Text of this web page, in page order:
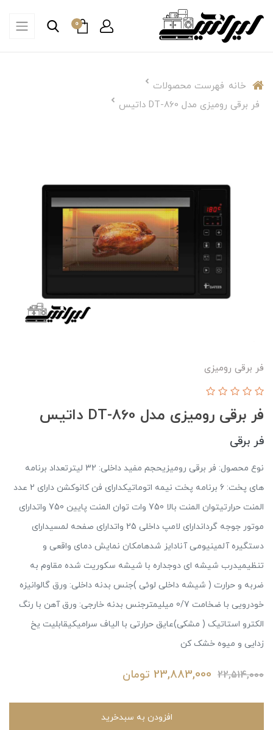
0
خانه فهرست محصولات
فر برقی رومیزی مدل DT-860 داتیس
فر برقی رومیزی
فر برقی رومیزی مدل DT-860 داتیس
فر برقی
نوع محصول: فر برقی رومیزیحجم مفید داخلی: 32 لیترتعداد برنامه
های پخت: 6 برنامه پخت نیمه اتوماتیکدارای فن کانوکشن دارای 2 عدد
المنت حرارتیتوان المنت بالا 750 وات توان المنت پایین 750 واتدارای
موتور جوجه گرداندارای لامپ داخلی 25 واتدارای صفحه لمسیدارای
دستگیره آلمینیومی آنادایز شدهامکان نمایش دمای واقعی و
تنظیمیدرب شیشه ای دوجداره با شیشه سکوریت شده مقاوم به
ضربه و حرارت ( شیشه داخلی لوئی )جنس بدنه داخلی: ورق گالوانیزه
خودرویی با ضخامت 0/7 میلیمترجنس بدنه خارجی: ورق آهن با رنگ
الکترو استاتیک ( مشکی)عایق حرارتی با الیاف سرامیکیقابلیت یخ
زدایی و میوه خشک کن
22,514,000
23,883,000 تومان
افزودن به سبدخرید